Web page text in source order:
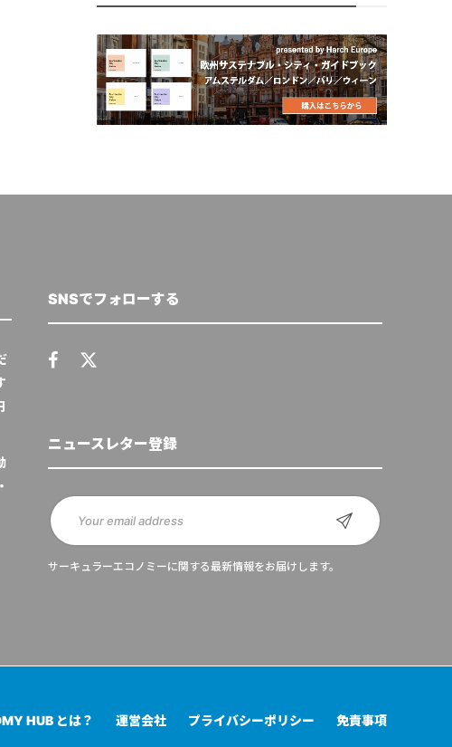
SNSでフォローする
ニュースレター登録
サーキュラーエコノミーに関する最新情報をお届けします。
HUB とは？ 運営会社 プライバシーポリシー 免責事項